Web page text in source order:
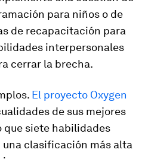
para niños o de
de recapacitación para
interpersonales
cerrar la brecha.
El proyecto Oxygen
de sus mejores
que siete habilidades
clasificación más alta